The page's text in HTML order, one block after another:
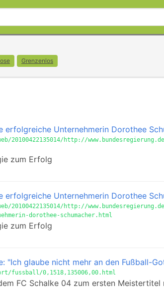
Grenzenlos
erfolgreiche Unternehmerin Dorothee
20100422135014/http://
zum Erfolg
erfolgreiche Unternehmerin Dorothee
20100422135014/http://
dorothee-schumacher.html
zum Erfolg
"Ich glaube nicht mehr an den Fußball-
fussball/0,1518,135006,00.html
FC Schalke 04 zum ersten